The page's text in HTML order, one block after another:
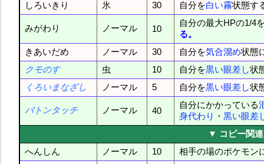
しろいきり 氷 30 自分を白い霧状態す
みがわり ノーマル 10
自分の最大HPの1/4
る。
きあいだめ
ノーマル 30 自分を気合溜め状態
クモのす
虫 10 自分を黒い眼差し状
くろいまなざし
ノーマル 5 自分を黒い眼差し状
バトンタッチ ノーマル 40
自分にかかっている
身代わり ・ 黒い眼差
▼ コピー関
へんしん
ノーマル 10
相手の場のポケモン